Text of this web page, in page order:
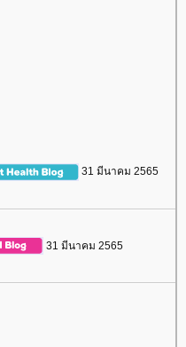
31 มีนาคม 2565
31 มีนาคม 2565